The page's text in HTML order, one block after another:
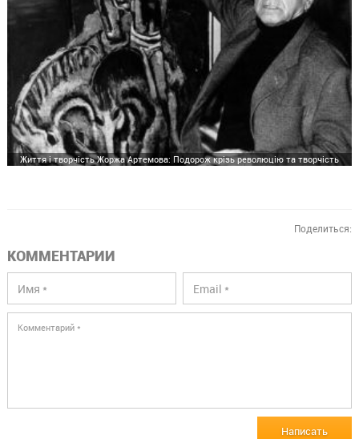
Життя і творчість Жоржа Артемова: Подорож крізь революцію та творчість
Поделиться:
КОММЕНТАРИИ
Написать